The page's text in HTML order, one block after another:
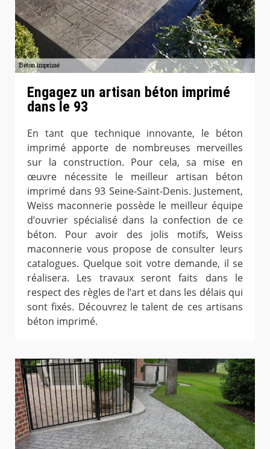
Engagez un artisan béton imprimé
dans le 93
En tant que technique innovante, le béton
imprimé apporte de nombreuses merveilles
sur la construction. Pour cela, sa mise en
œuvre nécessite le meilleur artisan béton
imprimé dans 93 Seine-Saint-Denis. Justement,
Weiss maconnerie possède le meilleur équipe
d’ouvrier spécialisé dans la confection de ce
béton. Pour avoir des jolis motifs, Weiss
maconnerie vous propose de consulter leurs
catalogues. Quelque soit votre demande, il se
réalisera. Les travaux seront faits dans le
respect des règles de l’art et dans les délais qui
sont fixés. Découvrez le talent de ces artisans
béton imprimé.